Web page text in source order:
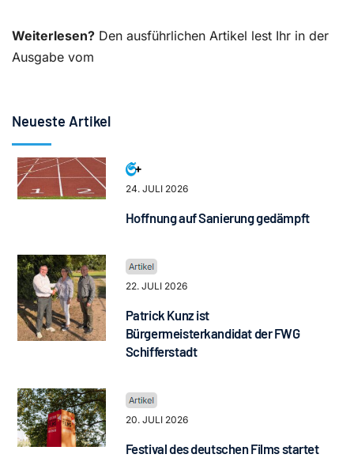
Weiterlesen? Den ausführlichen Artikel lest Ihr in der
Ausgabe vom
Neueste Artikel
24. JULI 2026
Hoffnung auf Sanierung gedämpft
22. JULI 2026
Patrick Kunz ist
Bürgermeisterkandidat der FWG
Schifferstadt
20. JULI 2026
Festival des deutschen Films startet